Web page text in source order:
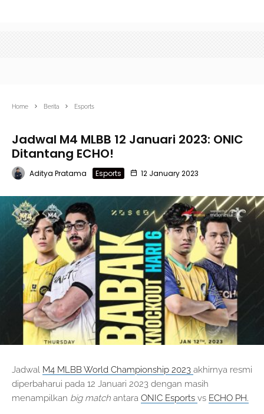
Home Berita Esports
Jadwal M4 MLBB 12 Januari 2023: ONIC
Ditantang ECHO!
Aditya Pratama Esports 12 January 2023
Jadwal M4 MLBB World Championship 2023 akhirnya resmi
diperbaharui pada 12 Januari 2023 dengan masih
menampilkan big match antara ONIC Esports vs ECHO PH.